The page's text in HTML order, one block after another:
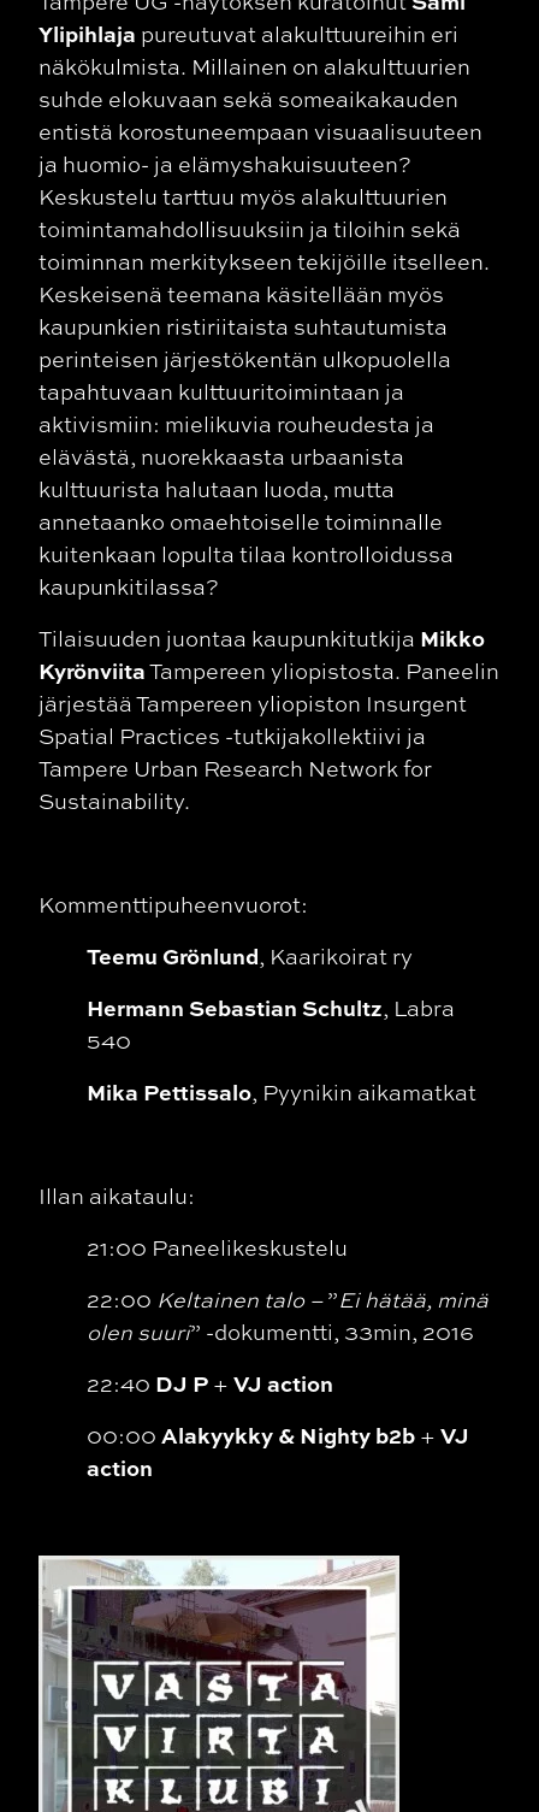
Ylipihlaja pureutuvat alakulttuureihin eri
näkökulmista. Millainen on alakulttuurien
suhde elokuvaan sekä someaikakauden
entistä korostuneempaan visuaalisuuteen
ja huomio- ja elämyshakuisuuteen?
Keskustelu tarttuu myös alakulttuurien
toimintamahdollisuuksiin ja tiloihin sekä
toiminnan merkitykseen tekijöille itselleen.
Keskeisenä teemana käsitellään myös
kaupunkien ristiriitaista suhtautumista
perinteisen järjestökentän ulkopuolella
tapahtuvaan kulttuuritoimintaan ja
aktivismiin: mielikuvia rouheudesta ja
elävästä, nuorekkaasta urbaanista
kulttuurista halutaan luoda, mutta
annetaanko omaehtoiselle toiminnalle
kuitenkaan lopulta tilaa kontrolloidussa
kaupunkitilassa?
Tilaisuuden juontaa kaupunkitutkija Mikko
KyrönviitaTampereen yliopistosta. Paneelin
järjestää Tampereen yliopiston Insurgent
Spatial Practices -tutkijakollektiivi ja
Tampere Urban Research Network for
Sustainability.
Kommenttipuheenvuorot:
Teemu Grönlund, Kaarikoirat ry
Hermann Sebastian Schultz, Labra
540
Mika Pettissalo, Pyynikin aikamatkat
Illan aikataulu:
21:00 Paneelikeskustelu
22:00 Keltainen talo –”Ei hätää, minä
olen suuri” -dokumentti, 33min, 2016
22:40 DJ P+ VJ action
00:00 Alakyykky & Nighty b2b+ VJ
action